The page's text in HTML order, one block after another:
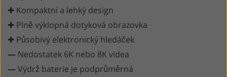
✚ Kompaktní a lehký design
✚ Plně výklopná dotyková obrazovka
✚ Působivý elektronický hledáček
— Nedostatek 6K nebo 8K videa
—Výdrž baterie je podprůměrná